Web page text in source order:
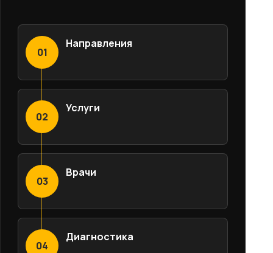
01
Направления
02
Услуги
03
Врачи
04
Диагностика